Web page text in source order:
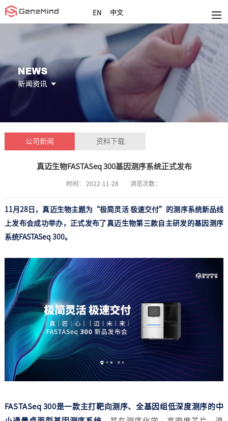
EN 中文
公司新闻 资料下载
真迈生物FASTASeq 300基因测序系统正式发布
时间： 2022-11-28 浏览次数：
11月28日，真迈生物主题为“极简灵活 极速交付”的测序系统新品线
上发布会成功举办，正式发布了真迈生物第三款自主研发的基因测序
系统FASTASeq 300。
FASTASeq 300是一款主打靶向测序、全基因组低深度测序的中